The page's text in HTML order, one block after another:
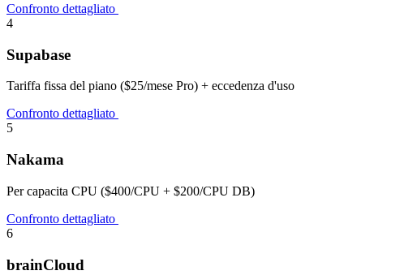
Confronto dettagliato
4
Supabase
Tariffa fissa del piano ($25/mese Pro) + eccedenza d'uso
Confronto dettagliato
5
Nakama
Per capacita CPU ($400/CPU + $200/CPU DB)
Confronto dettagliato
6
brainCloud